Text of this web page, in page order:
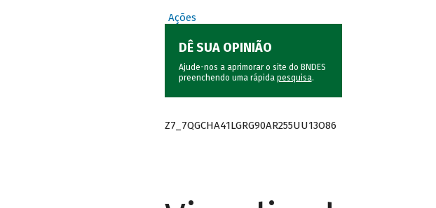
Ações
DÊ SUA OPINIÃO
Ajude-nos a aprimorar o site do BNDES
preenchendo uma rápida pesquisa.
Z7_7QGCHA41LGRG90AR255UU13O86